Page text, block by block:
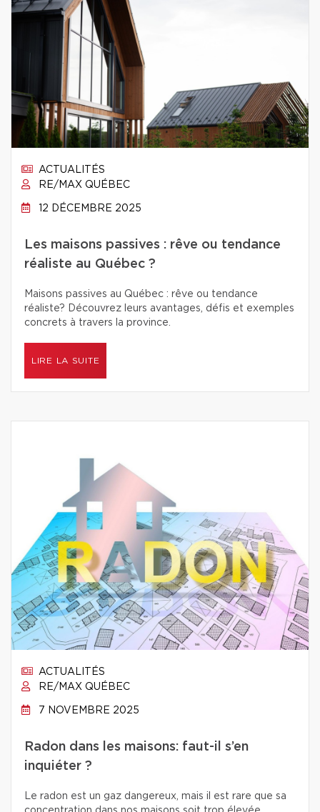
ACTUALITÉS
RE/MAX QUÉBEC
12 DÉCEMBRE 2025
Les maisons passives : rêve ou tendance
réaliste au Québec ?
Maisons passives au Québec : rêve ou tendance
réaliste? Découvrez leurs avantages, défis et exemples
concrets à travers la province.
LIRE LA SUITE
ACTUALITÉS
RE/MAX QUÉBEC
7 NOVEMBRE 2025
Radon dans les maisons: faut-il s’en
inquiéter ?
Le radon est un gaz dangereux, mais il est rare que sa